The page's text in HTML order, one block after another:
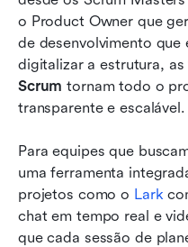
o Product Owner que
de desenvolvimento
digitalizar a estrutura, as
Scrum tornam todo o
transparente e escalável.
Para equipes que
uma ferramenta
projetos como o Lark
chat em tempo real e
que cada sessão de